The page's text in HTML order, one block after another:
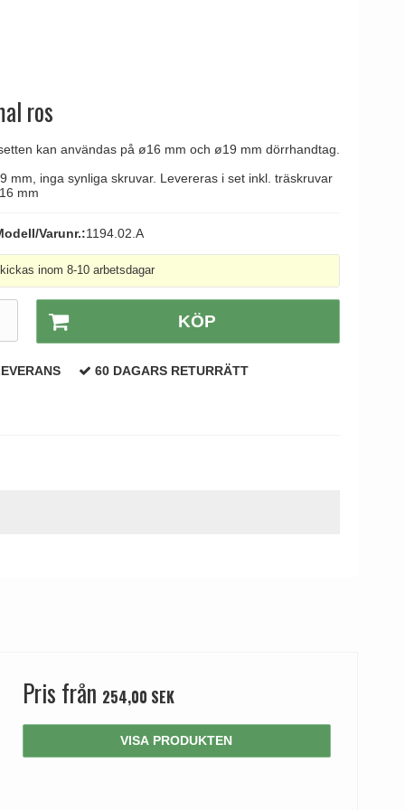
ros
kan användas på ø16 mm och ø19 mm dörrhandtag.
mm, inga synliga skruvar. Levereras i set inkl. träskruvar
mm
Varunr.:1194.02.A
inom 8-10 arbetsdagar
KÖP
60 DAGARS RETURRÄTT
Pris från 254,00 SEK
VISA PRODUKTEN